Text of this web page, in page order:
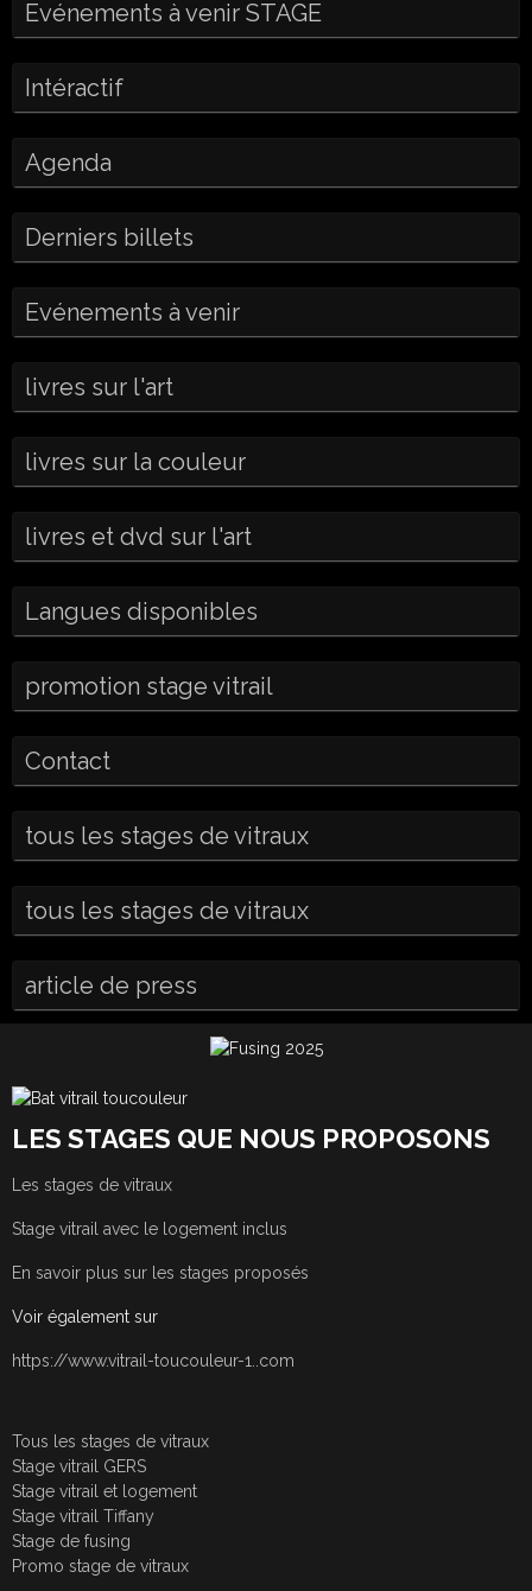
Evénements à venir STAGE
Intéractif
Agenda
Derniers billets
Evénements à venir
livres sur l'art
livres sur la couleur
livres et dvd sur l'art
Langues disponibles
promotion stage vitrail
Contact
tous les stages de vitraux
tous les stages de vitraux
article de press
LES STAGES QUE NOUS PROPOSONS
Les stages de vitraux
Stage vitrail avec le logement inclus
En savoir plus sur les stages proposés
Voir également sur
https://www.vitrail-toucouleur-1..com
Tous les stages de vitraux
Stage vitrail GERS
Stage vitrail et logement
Stage vitrail Tiffany
Stage de fusing
Promo stage de vitraux